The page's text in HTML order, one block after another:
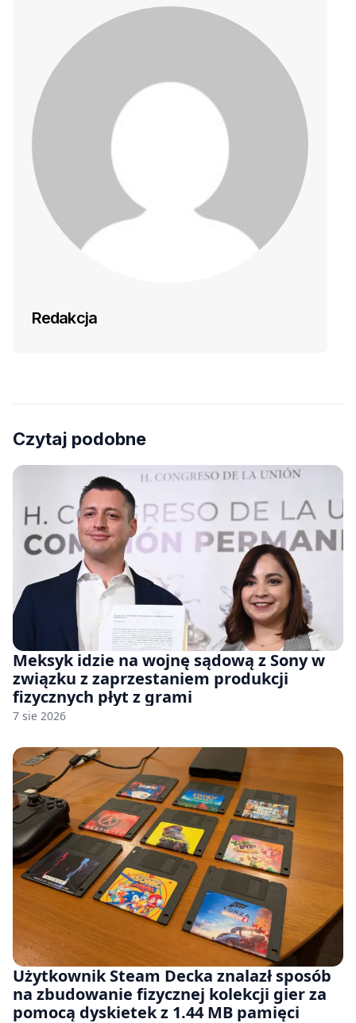
Redakcja
Czytaj podobne
Meksyk idzie na wojnę sądową z Sony w
związku z zaprzestaniem produkcji
fizycznych płyt z grami
7 sie 2026
Użytkownik Steam Decka znalazł sposób
na zbudowanie fizycznej kolekcji gier za
pomocą dyskietek z 1.44 MB pamięci